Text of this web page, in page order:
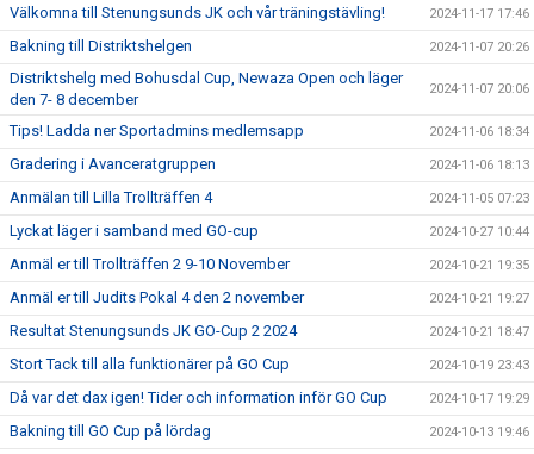
Välkomna till Stenungsunds JK och vår träningstävling! 2024-11-17 17:46
Bakning till Distriktshelgen 2024-11-07 20:26
Distriktshelg med Bohusdal Cup, Newaza Open och läger
den 7- 8 december
2024-11-07 20:06
Tips! Ladda ner Sportadmins medlemsapp 2024-11-06 18:34
Gradering i Avanceratgruppen 2024-11-06 18:13
Anmälan till Lilla Trollträffen 4 2024-11-05 07:23
Lyckat läger i samband med GO-cup 2024-10-27 10:44
Anmäl er till Trollträffen 2 9-10 November 2024-10-21 19:35
Anmäl er till Judits Pokal 4 den 2 november 2024-10-21 19:27
Resultat Stenungsunds JK GO-Cup 2 2024 2024-10-21 18:47
Stort Tack till alla funktionärer på GO Cup 2024-10-19 23:43
Då var det dax igen! Tider och information inför GO Cup 2024-10-17 19:29
Bakning till GO Cup på lördag 2024-10-13 19:46